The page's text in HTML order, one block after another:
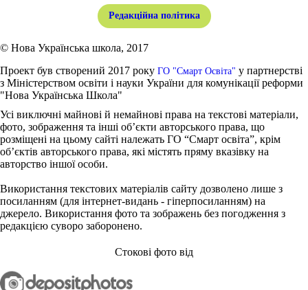
Редакційна політика
© Нова Українська школа, 2017
Проект був створений 2017 року ГО "Смарт Освіта" у партнерстві
з Міністерством освіти і науки України для комунікації реформи
"Нова Українська Школа"
Усі виключні майнові й немайнові права на текстові матеріали,
фото, зображення та інші об’єкти авторського права, що
розміщені на цьому сайті належать ГО “Смарт освіта”, крім
об’єктів авторського права, які містять пряму вказівку на
авторство іншої особи.
Використання текстових матеріалів сайту дозволено лише з
посиланням (для інтернет-видань - гіперпосиланням) на
джерело. Використання фото та зображень без погодження з
редакцією суворо заборонено.
Стокові фото від